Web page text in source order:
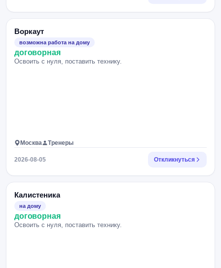
Воркаут
возможна работа на дому
договорная
Освоить с нуля, поставить технику.
Москва Тренеры
2026-08-05 Откликнуться
Калистеника
на дому
договорная
Освоить с нуля, поставить технику.